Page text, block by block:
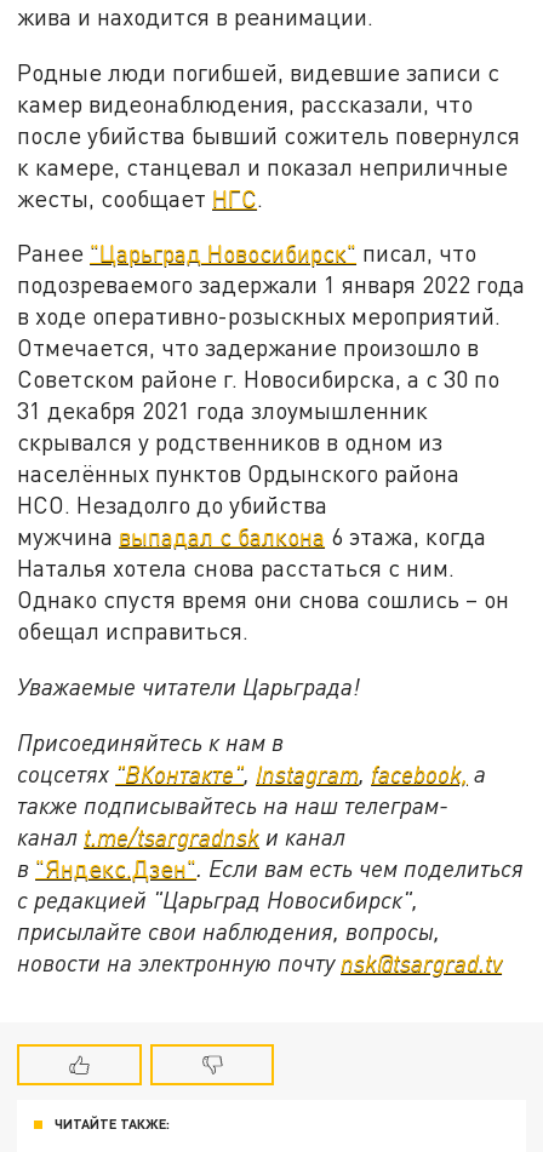
жива и находится в реанимации.
Родные люди погибшей, видевшие записи с
камер видеонаблюдения, рассказали, что
после убийства бывший сожитель повернулся
к камере, станцевал и показал неприличные
жесты, сообщает НГС
Ранее "Царьград Новосибирск" писал, что
подозреваемого задержали 1 января 2022 года
в ходе оперативно-розыскных мероприятий.
Отмечается, что задержание произошло в
Советском районе г. Новосибирска, а с 30 по
31 декабря 2021 года злоумышленник
скрывался у родственников в одном из
населённых пунктов Ордынского района
НСО. Незадолго до убийства
мужчина выпадал с балкона 6 этажа, когда
Наталья хотела снова расстаться с ним.
Однако спустя время они снова сошлись – он
обещал исправиться.
Уважаемые читатели Царьграда!
Присоединяйтесь к нам в
соцсетях "ВКонтакте", Instagram, facebook, а
также подписывайтесь на наш телеграм-
канал t.me/tsargradnsk и канал
в "Яндекс.Дзен". Если вам есть чем поделиться
с редакцией "Царьград Новосибирск",
присылайте свои наблюдения, вопросы,
новости на электронную почту nsk@tsargrad.tv
ЧИТАЙТЕ ТАКЖЕ: